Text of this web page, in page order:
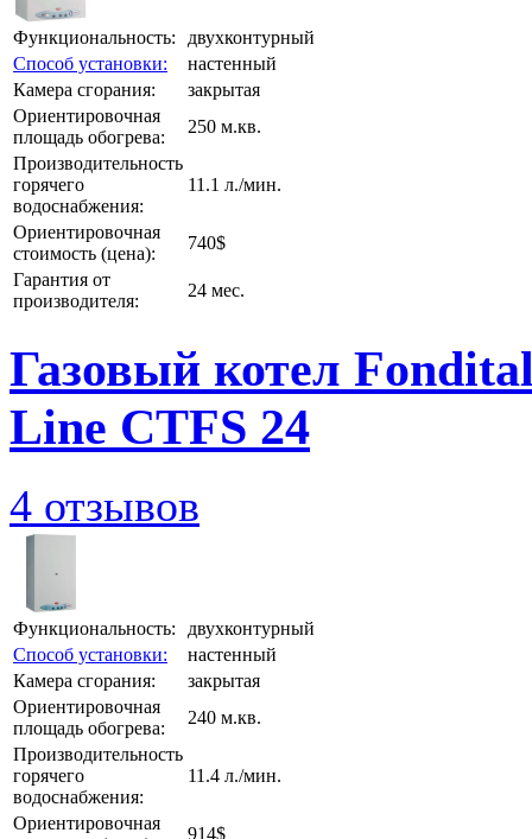
Функциональность:
двухконтурный
Способ установки:
настенный
Камера сгорания:
закрытая
Ориентировочная
площадь обогрева:
250 м.кв.
Производительность
горячего
водоснабжения:
11.1 л./мин.
Ориентировочная
стоимость (цена):
740$
Гарантия от
производителя:
24 мес.
Газовый котел
Line CTFS 24
4 отзывов
Функциональность:
двухконтурный
Способ установки:
настенный
Камера сгорания:
закрытая
Ориентировочная
площадь обогрева:
240 м.кв.
Производительность
горячего
водоснабжения:
11.4 л./мин.
Ориентировочная
914$